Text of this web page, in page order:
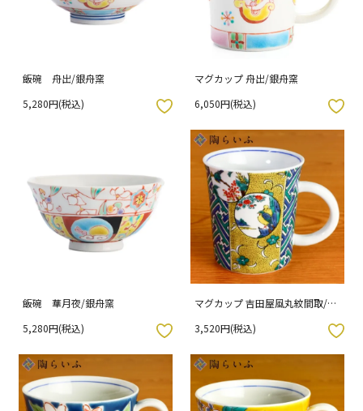
飯碗 舟出/銀舟窯
5,280円(税込)
マグカップ 舟出/銀舟窯
6,050円(税込)
お気に入りボタン
飯碗 華月夜/銀舟窯
5,280円(税込)
マグカップ 吉田屋風丸紋間取/青
3,520円(税込)
お気に入りボタン